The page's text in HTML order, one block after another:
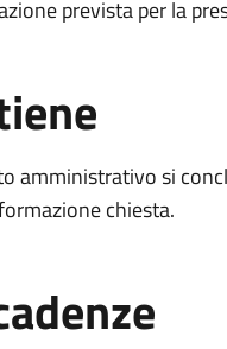
prevista per la
amministrativo si
chiesta.